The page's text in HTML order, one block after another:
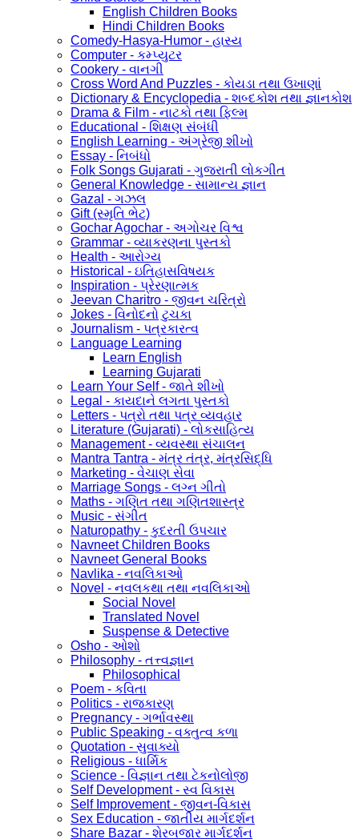
English Children Books
Hindi Children Books
Comedy-Hasya-Humor - હાસ્ય
Computer - કમ્પ્યુટર
Cookery - વાનગી
Cross Word And Puzzles - કોયડા તથા ઉખાણાં
Dictionary & Encyclopedia - શબ્દકોશ તથા જ્ઞાનકોશ
Drama & Film - નાટકો તથા ફિલ્મ
Educational - શિક્ષણ સંબંધી
English Learning - અંગ્રેજી શીખો
Essay - નિબંધો
Folk Songs Gujarati - ગુજરાતી લોકગીત
General Knowledge - સામાન્ય જ્ઞાન
Gazal - ગઝલ
Gift (સ્મૃતિ ભેટ)
Gochar Agochar - અગોચર વિશ્વ
Grammar - વ્યાકરણના પુસ્તકો
Health - આરોગ્ય
Historical - ઇતિહાસવિષયક
Inspiration - પ્રેરણાત્મક
Jeevan Charitro - જીવન ચરિત્રો
Jokes - વિનોદનો ટુચકા
Journalism - પત્રકારત્વ
Language Learning
Learn English
Learning Gujarati
Learn Your Self - જાતે શીખો
Legal - કાયદાને લગતા પુસ્તકો
Letters - પત્રો તથા પત્ર વ્યવહાર
Literature (Gujarati) - લોકસાહિત્ય
Management - વ્યવસ્થા સંચાલન
Mantra Tantra - મંત્ર તંત્ર, મંત્રસિદ્ધિ
Marketing - વેચાણ સેવા
Marriage Songs - લગ્ન ગીતો
Maths - ગણિત તથા ગણિતશાસ્ત્ર
Music - સંગીત
Naturopathy - કુદરતી ઉપચાર
Navneet Children Books
Navneet General Books
Navlika - નવલિકાઓ
Novel - નવલકથા તથા નવલિકાઓ
Social Novel
Translated Novel
Suspense & Detective
Osho - ઓશો
Philosophy - તત્ત્વજ્ઞાન
Philosophical
Poem - કવિતા
Politics - રાજકારણ
Pregnancy - ગર્ભાવસ્થા
Public Speaking - વક્તુત્વ કળા
Quotation - સુવાક્યો
Religious - ધાર્મિક
Science - વિજ્ઞાન તથા ટેકનોલોજી
Self Development - સ્વ વિકાસ
Self Improvement - જીવન-વિકાસ
Sex Education - જાતીય માર્ગદર્શન
Share Bazar - શેરબજાર માર્ગદર્શન